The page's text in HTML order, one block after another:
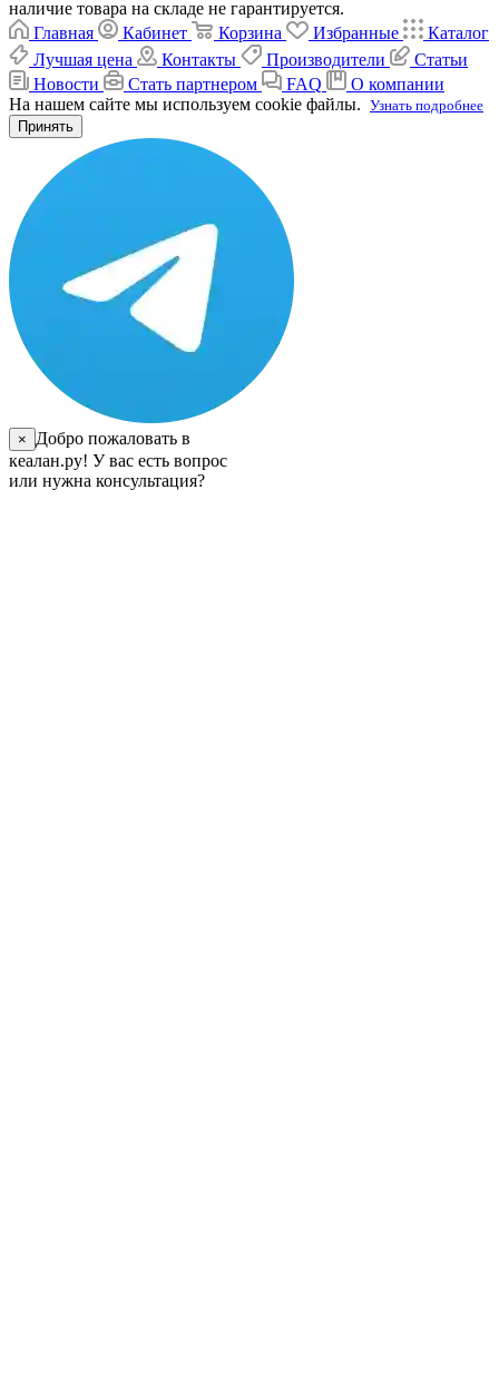
наличие товара на складе не гарантируется.
Главная
Кабинет Корзина Избранные
Каталог
Лучшая цена
Контакты Производители
Статьи
Новости
Стать партнером FAQ
О компании
На нашем сайте мы используем cookie файлы. Узнать подробнее
Принять
×
Добро пожаловать в
кеалан.ру! У вас есть вопрос
или нужна консультация?